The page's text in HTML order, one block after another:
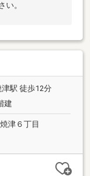
い。
駅 徒歩12分
建
津６丁目